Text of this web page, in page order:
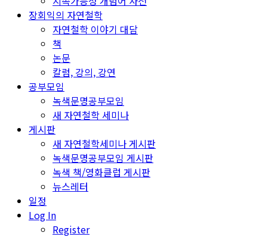
장회익의 자연철학
자연철학 이야기 대담
책
논문
칼럼, 강의, 강연
공부모임
녹색문명공부모임
새 자연철학 세미나
게시판
새 자연철학세미나 게시판
녹색문명공부모임 게시판
녹색 책/영화클럽 게시판
뉴스레터
일정
Log In
Register